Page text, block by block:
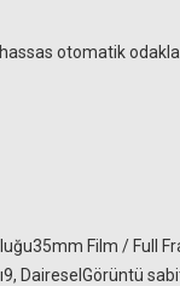
HD Filtre
otomatik
Film / Full
DaireselGörüntü